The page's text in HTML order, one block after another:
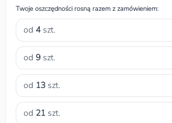
Twoje oszczędności rosną razem z zamówieniem:
od 4szt.
od 9 szt.
od 13 szt.
od 21 szt.